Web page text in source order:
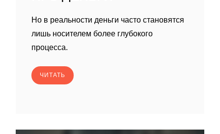
Но в реальности деньги часто становятся
лишь носителем более глубокого
процесса.
ЧИТАТЬ